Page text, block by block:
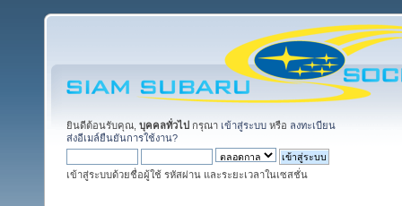
ยินดีต้อนรับคุณ, บุคคลทั่วไป กรุณา เข้าสู่ระบบ หรือ ลงทะเบียน
ส่งอีเมล์ยืนยันการใช้งาน?
เข้าสู่ระบบด้วยชื่อผู้ใช้ รหัสผ่าน และระยะเวลาในเซสชั่น